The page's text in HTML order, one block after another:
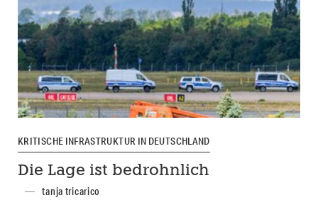
KRITISCHE INFRASTRUKTUR IN DEUTSCHLAND
Die Lage ist bedrohnlich
tanja tricarico